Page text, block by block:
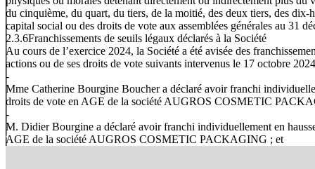
du cinquième, du quart, du tiers, de la moitié, des deux tiers, des
capital social ou des droits de vote aux assemblées générales au 31
2.3.6Franchissements de seuils légaux déclarés à la Société
Au cours de l’exercice 2024, la Société a été avisée des
actions ou de ses droits de vote suivants intervenus le 17 octobre
-
Mme Catherine Bourgine Boucher a déclaré avoir franchi
droits de vote en AGE de la société AUGROS COSMETIC
-
M. Didier Bourgine a déclaré avoir franchi individuellement en
AGE de la société AUGROS COSMETIC PACKAGING ; et